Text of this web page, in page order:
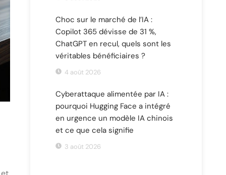
Choc sur le marché de l’IA :
Copilot 365 dévisse de 31 %,
ChatGPT en recul, quels sont les
véritables bénéficiaires ?
4 août 2026
Cyberattaque alimentée par IA :
pourquoi Hugging Face a intégré
en urgence un modèle IA chinois
et ce que cela signifie
3 août 2026